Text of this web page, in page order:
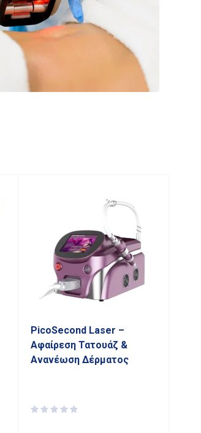
PicoSecond Laser –
Αφαίρεση Τατουάζ &
Ανανέωση Δέρματος